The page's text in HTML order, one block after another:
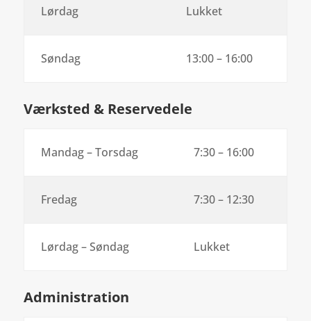
Lørdag Lukket
Søndag 13:00 – 16:00
Værksted & Reservedele
Mandag – Torsdag 7:30 – 16:00
Fredag 7:30 – 12:30
Lørdag – Søndag Lukket
Administration